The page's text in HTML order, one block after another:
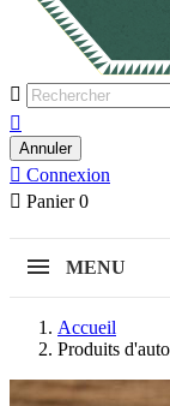


Annuler
 Connexion
 Panier 0
MENU
Accueil
Produits